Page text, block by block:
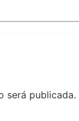
será publicada.